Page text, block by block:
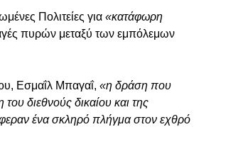
Πολιτείες για «κατάφωρη
πυρών μεταξύ των εμπόλεμων
Εσμαΐλ Μπαγαΐ, «η δράση που
διεθνούς δικαίου και της
ένα σκληρό πλήγμα στον εχθρό